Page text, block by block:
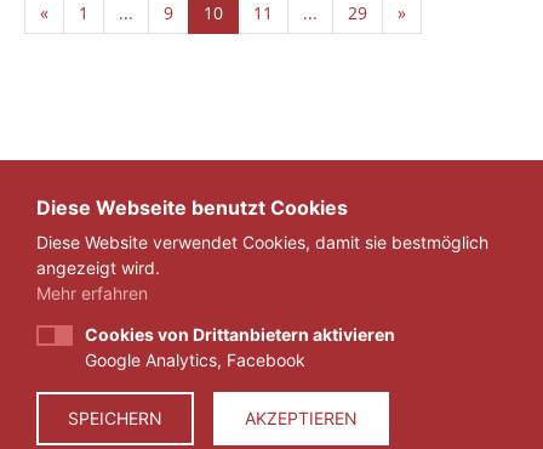
« 1 ... 9 10 11 ... 29 »
IMPRESSUM
DATENSCHUTZ
© 2026 ZEIT FÜR VERANTWORTUNG E.V.
Diese Webseite benutzt Cookies
Diese Website verwendet Cookies, damit sie bestmöglich
angezeigt wird.
Mehr erfahren
Cookies von Drittanbietern aktivieren
Google Analytics, Facebook
SPEICHERN AKZEPTIEREN